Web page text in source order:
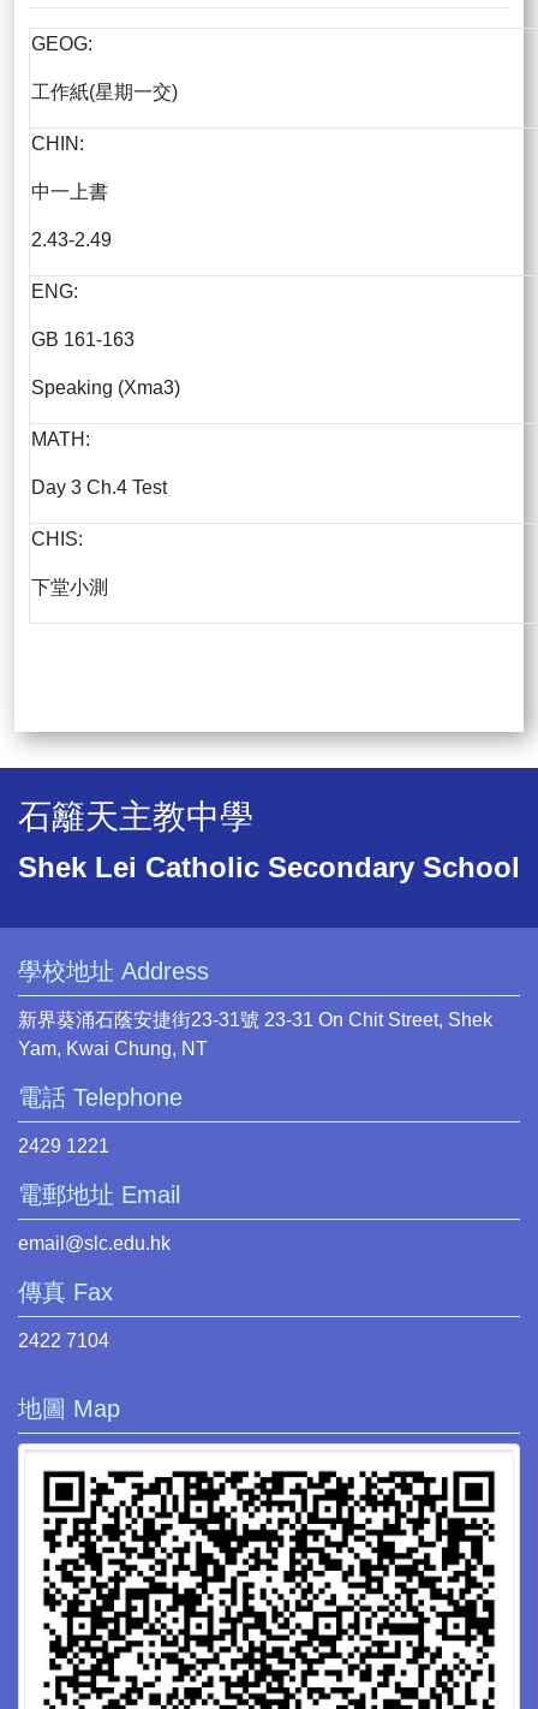
GEOG:
工作紙(星期一交)
CHIN:
中一上書
2.43-2.49
ENG:
GB 161-163
Speaking (Xma3)
MATH:
Day 3 Ch.4 Test
CHIS:
下堂小測
石籬天主教中學
Shek Lei Catholic Secondary School
學校地址 Address
新界葵涌石蔭安捷街23-31號 23-31 On Chit Street, Shek
Yam, Kwai Chung, NT
電話 Telephone
2429 1221
電郵地址 Email
email@slc.edu.hk
傳真 Fax
2422 7104
地圖 Map